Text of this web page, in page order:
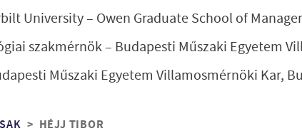
University – Owen Graduate School of
szakmérnök – Budapesti Műszaki Egyetem
Műszaki Egyetem Villamosmérnöki Kar,
HÉJJ TIBOR